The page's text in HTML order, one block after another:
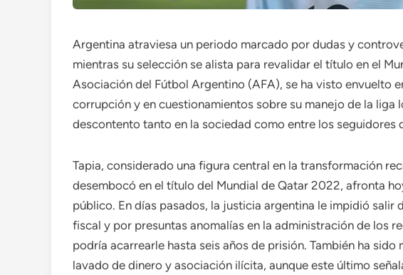
Argentina atraviesa un periodo marcado por dudas y
mientras su selección se alista para revalidar el título en el
Asociación del Fútbol Argentino (AFA), se ha visto envuelto
corrupción y en cuestionamientos sobre su manejo de la liga
descontento tanto en la sociedad como entre los seguidores
Tapia, considerado una figura central en la transformación
desembocó en el título del Mundial de Qatar 2022, afronta
público. En días pasados, la justicia argentina le impidió salir
fiscal y por presuntas anomalías en la administración de los
podría acarrearle hasta seis años de prisión. También ha
lavado de dinero y asociación ilícita, aunque este último